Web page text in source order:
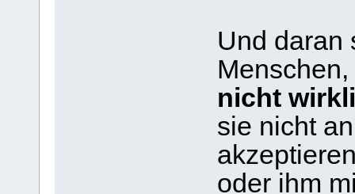
Und daran
Menschen,
nicht
sie nicht
oder ihm